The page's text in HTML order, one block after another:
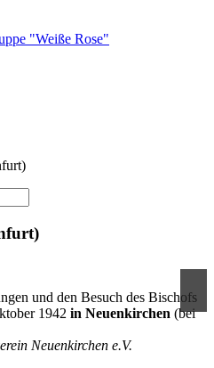
"Weiße Rose"
und den Besuch des Bischofs
1942 in Neuenkirchen (bei
Neuenkirchen e.V.